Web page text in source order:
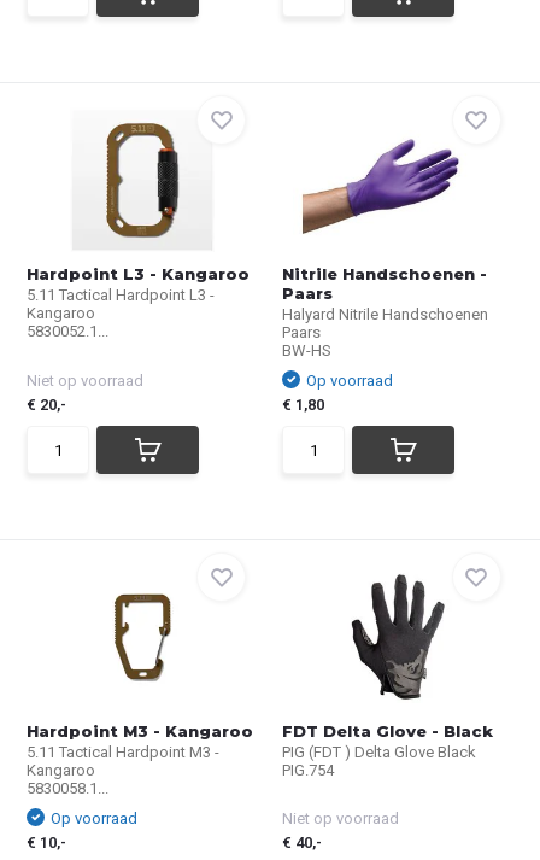
Hardpoint L3 - Kangaroo
5.11 Tactical Hardpoint L3 -
Kangaroo
5830052.1...
Niet op voorraad
€ 20,-
Nitrile Handschoenen -
Paars
Halyard Nitrile Handschoenen
Paars
BW-HS
Op voorraad
€ 1,80
Hardpoint M3 - Kangaroo
5.11 Tactical Hardpoint M3 -
Kangaroo
5830058.1...
Op voorraad
€ 10,-
FDT Delta Glove - Black
PIG (FDT ) Delta Glove Black
PIG.754
Niet op voorraad
€ 40,-